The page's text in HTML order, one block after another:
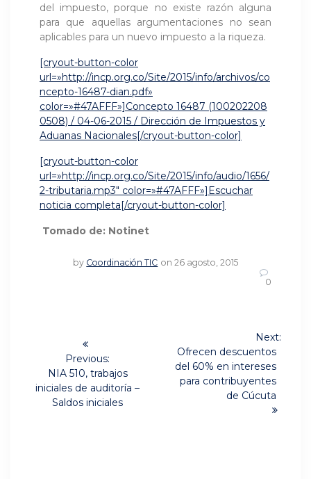
del impuesto, porque no existe razón alguna
para que aquellas argumentaciones no sean
aplicables para un nuevo impuesto a la riqueza.
[cryout-button-color
url=»http://incp.org.co/Site/2015/info/archivos/co
ncepto-16487-dian.pdf»
color=»#47AFFF»]Concepto 16487 (100202208
0508) / 04-06-2015 / Dirección de Impuestos y
Aduanas Nacionales[/cryout-button-color]
[cryout-button-color
url=»http://incp.org.co/Site/2015/info/audio/1656/
2-tributaria.mp3″ color=»#47AFFF»]Escuchar
noticia completa[/cryout-button-color]
Tomado de: Notinet
by Coordinación TIC on 26 agosto, 2015
0
entradas
Previous:
Previous
post:
NIA 510, trabajos
iniciales de auditoría –
Saldos iniciales
Next:
Next
post:
Ofrecen descuentos
del 60% en intereses
para contribuyentes
de Cúcuta